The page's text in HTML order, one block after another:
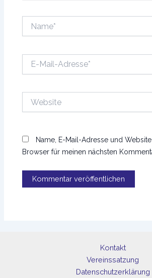
Mail-
Name, E-Mail-Adresse und
Browser für meinen nächsten
Kontakt
Vereinssatzung
Datenschutzerklärung